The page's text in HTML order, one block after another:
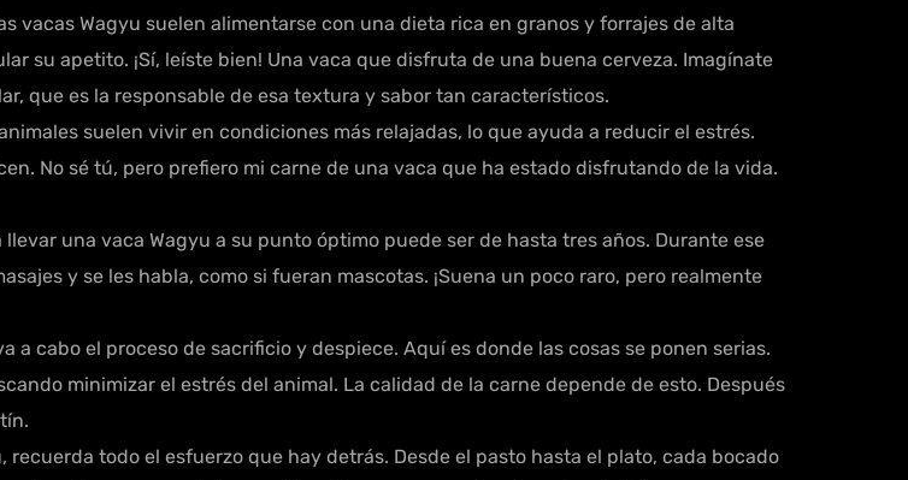
vacas Wagyu suelen alimentarse con una dieta rica en granos y forrajes de alta
su apetito. ¡Sí, leíste bien! Una vaca que disfruta de una buena cerveza. Imagínate
que es la responsable de esa textura y sabor tan característicos.
suelen vivir en condiciones más relajadas, lo que ayuda a reducir el estrés.
No sé tú, pero prefiero mi carne de una vaca que ha estado disfrutando de la vida.
una vaca Wagyu a su punto óptimo puede ser de hasta tres años. Durante ese
y se les habla, como si fueran mascotas. ¡Suena un poco raro, pero realmente
a cabo el proceso de sacrificio y despiece. Aquí es donde las cosas se ponen serias.
minimizar el estrés del animal. La calidad de la carne depende de esto. Después
todo el esfuerzo que hay detrás. Desde el pasto hasta el plato, cada bocado